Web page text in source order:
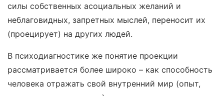
силы собственных асоциальных желаний и
неблаговидных, запретных мыслей, переносит их
(проецирует) на других людей.
В психодиагностике же понятие проекции
рассматривается более широко – как способность
человека отражать свой внутренний мир (опыт,